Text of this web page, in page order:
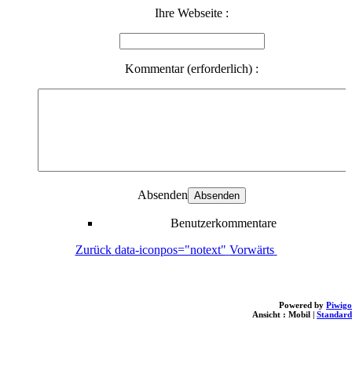
Ihre Webseite :
Kommentar (erforderlich) :
Absenden
Benutzerkommentare
Zurück data-iconpos="notext" Vorwärts
Powered by Piwigo
Ansicht : Mobil | Standard